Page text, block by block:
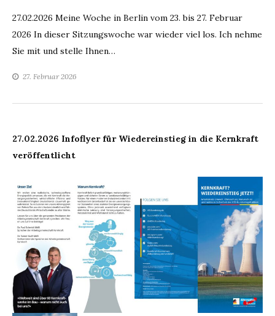
27.02.2026 Meine Woche in Berlin vom 23. bis 27. Februar
2026 In dieser Sitzungswoche war wieder viel los. Ich nehme
Sie mit und stelle Ihnen…
27. Februar 2026
27.02.2026 Infoflyer für Wiedereinstieg in die Kernkraft
veröffentlicht